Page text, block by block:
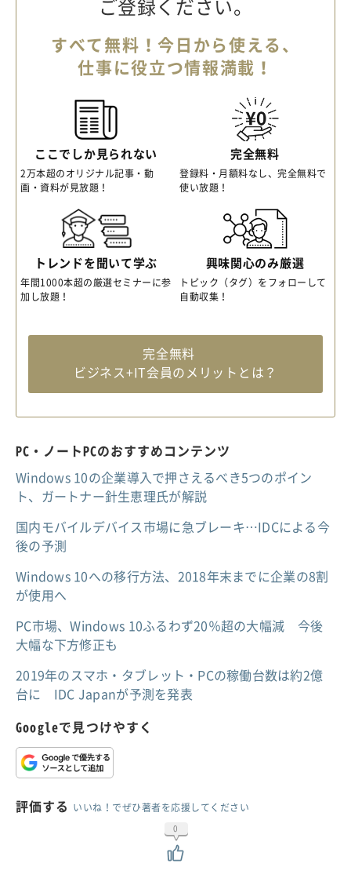
ご登録ください。
すべて無料！今日から使える、
仕事に役立つ情報満載！
ここでしか見られない
2万本超のオリジナル記事・動
画・資料が見放題！
完全無料
登録料・月額料なし、完全無料で
使い放題！
トレンドを聞いて学ぶ
年間1000本超の厳選セミナーに参
加し放題！
興味関心のみ厳選
トピック（タグ）をフォローして
自動収集！
完全無料
ビジネス+IT会員のメリットとは？
PC・ノートPCのおすすめコンテンツ
Windows 10の企業導入で押さえるべき5つのポイン
ト、ガートナー針生恵理氏が解説
国内モバイルデバイス市場に急ブレーキ…IDCによる今
後の予測
Windows 10への移行方法、2018年末までに企業の8割
が使用へ
PC市場、Windows 10ふるわず20％超の大幅減 今後
大幅な下方修正も
2019年のスマホ・タブレット・PCの稼働台数は約2億
台に IDC Japanが予測を発表
Googleで見つけやすく
評価する いいね！でぜひ著者を応援してください
0